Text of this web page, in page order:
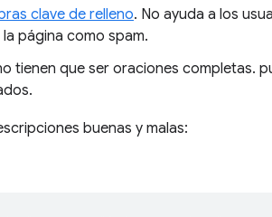
clave de relleno. No ayuda a los
página como spam.
tienen que ser oraciones completas.
buenas y malas: